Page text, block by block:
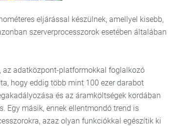
eljárással készülnek, amellyel kisebb,
szerverprocesszorok esetében általában
az adatközpont-platformokkal foglalkozó
hogy eddig több mint 100 ezer darabot
és az áramköltségek kordában
Egy másik, ennek ellentmondó trend is
azaz olyan funkciókkal egészítik ki